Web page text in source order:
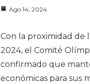
Ago 14, 2024
Con la proximidad de
2024, el Comité
confirmado que
económicas para sus